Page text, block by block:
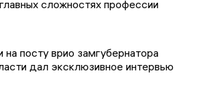
сложностях профессии
на посту врио замгубернатора
дал эксклюзивное интервью